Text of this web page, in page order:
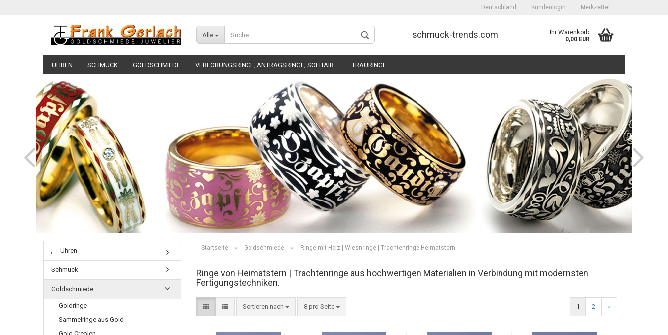
Deutschland Kundenlogin
Konto erstellen
Passwort vergessen?
Merkzettel
Alle schmuck-trends.com Ihr Warenkorb
0,00 EUR
UHREN SCHMUCK GOLDSCHMIEDE VERLOBUNGSRINGE, ANTRAGSRINGE, SOLITAIRE TRAURINGE
Startseite » Goldschmiede » Ringe mit Holz | Wiesnringe | Trachtenringe Heimatstern
Ringe von Heimatstern | Trachtenringe aus hochwertigen Materialien in Verbindung mit modernsten
Fertigungstechniken.
Sortieren nach 8 pro Seite 1 2 »
Uhren
Schmuck
Goldschmiede
Goldringe
Sammelringe aus Gold
Gold Creolen